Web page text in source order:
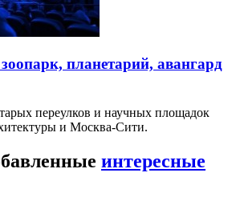
планетарий, авангард
переулков и научных площадок
и Москва-Сити.
интересные